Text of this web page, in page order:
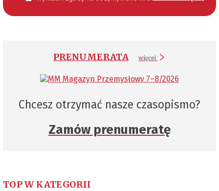
PRENUMERATA więcej
Chcesz otrzymać nasze czasopismo?
Zamów prenumeratę
TOP W KATEGORII